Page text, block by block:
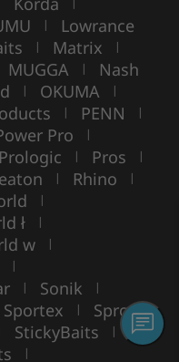
| Lowrance
| Matrix |
MUGGA | Nash
| OKUMA |
| PENN |
Pro |
Prologic | Pros |
| Rhino |
|
ł |
w |
|
| Sonik |
Sportex | Spro |
StickyBaits |
|